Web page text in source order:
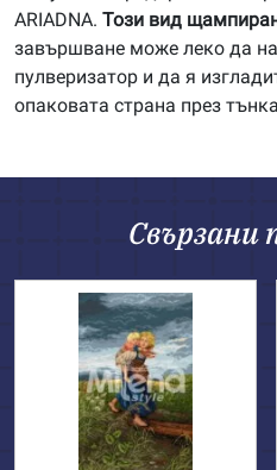
ARIADNA. Този вид
завършване може леко да
пулверизатор и да я
опаковата страна през
Свързани